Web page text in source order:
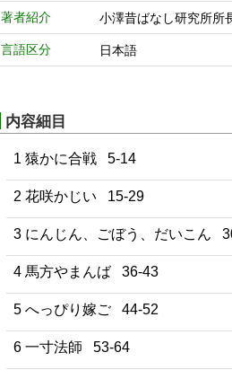
著者紹介 小澤昔ばなし研究所所
言語区分 日本語
内容細目
1 猿かに合戦 5-14
2 花咲かじい 15-29
3 にんじん、ごぼう、だいこん
4 馬方やまんば 36-43
5 へっぴり嫁ご 44-52
6 一寸法師 53-64